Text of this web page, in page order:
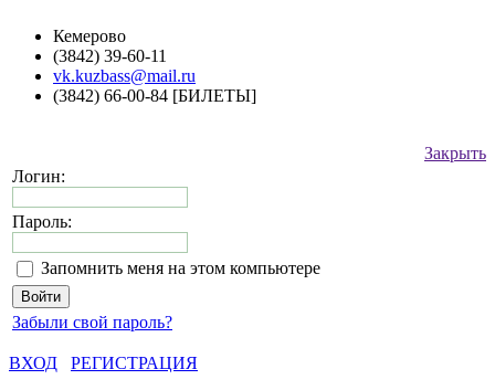
Кемерово
(3842) 39-60-11
vk.kuzbass@mail.ru
(3842) 66-00-84 [БИЛЕТЫ]
Закрыть
Логин:
Пароль:
Запомнить меня на этом компьютере
Забыли свой пароль?
ВХОД
РЕГИСТРАЦИЯ